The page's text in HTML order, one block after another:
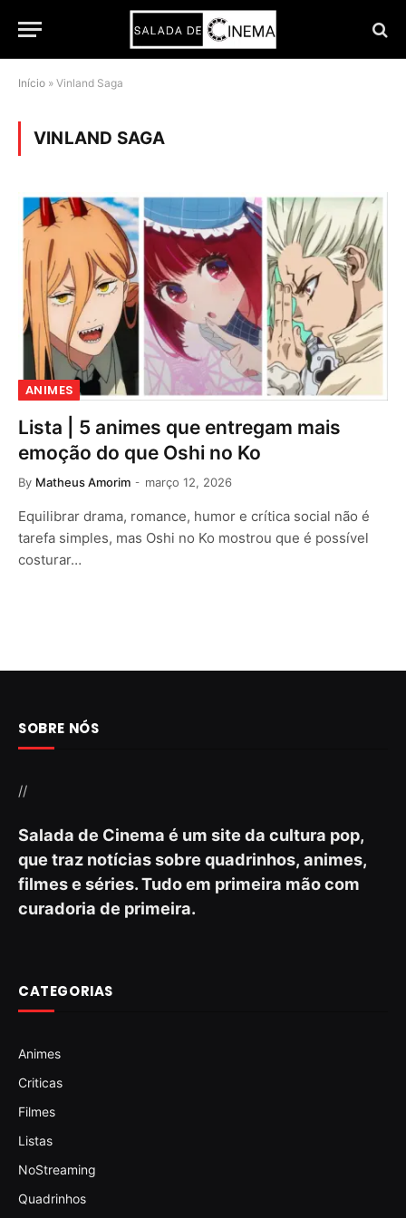
Início » Vinland Saga
VINLAND SAGA
ANIMES
Lista | 5 animes que entregam mais
emoção do que Oshi no Ko
By Matheus Amorim março 12, 2026
Equilibrar drama, romance, humor e crítica social não é
tarefa simples, mas Oshi no Ko mostrou que é possível
costurar…
SOBRE NÓS
//
Salada de Cinema é um site da cultura pop,
que traz notícias sobre quadrinhos, animes,
filmes e séries. Tudo em primeira mão com
curadoria de primeira.
CATEGORIAS
Animes
Criticas
Filmes
Listas
NoStreaming
Quadrinhos